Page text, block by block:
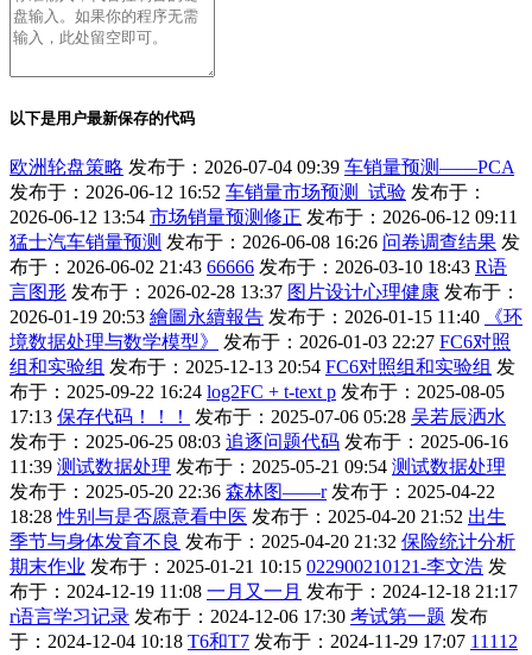
以下是用户最新保存的代码
欧洲轮盘策略 发布于：2026-07-04 09:39 车销量预测——PCA
发布于：2026-06-12 16:52 车销量市场预测_试验 发布于：
2026-06-12 13:54 市场销量预测修正 发布于：2026-06-12 09:11
猛士汽车销量预测 发布于：2026-06-08 16:26 问卷调查结果 发
布于：2026-06-02 21:43 66666 发布于：2026-03-10 18:43 R语
言图形 发布于：2026-02-28 13:37 图片设计心理健康 发布于：
2026-01-19 20:53 繪圖永續報告 发布于：2026-01-15 11:40
《环
境数据处理与数学模型》
发布于：2026-01-03 22:27 FC6对照
组和实验组 发布于：2025-12-13 20:54 FC6对照组和实验组 发
布于：2025-09-22 16:24 log2FC + t-text p 发布于：2025-08-05
17:13 保存代码！！！ 发布于：2025-07-06 05:28 吴若辰洒水
发布于：2025-06-25 08:03 追逐问题代码 发布于：2025-06-16
11:39 测试数据处理 发布于：2025-05-21 09:54 测试数据处理
发布于：2025-05-20 22:36 森林图——r 发布于：2025-04-22
18:28 性别与是否愿意看中医 发布于：2025-04-20 21:52 出生
季节与身体发育不良 发布于：2025-04-20 21:32 保险统计分析
期末作业 发布于：2025-01-21 10:15 022900210121-李文浩 发
布于：2024-12-19 11:08 一月又一月 发布于：2024-12-18 21:17
r语言学习记录 发布于：2024-12-06 17:30 考试第一题 发布
于：2024-12-04 10:18 T6和T7 发布于：2024-11-29 17:07 11112